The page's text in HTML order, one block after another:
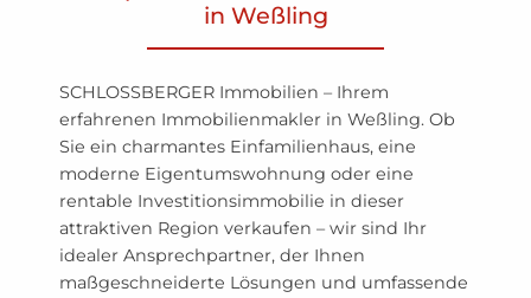
in Weßling
SCHLOSSBERGER Immobilien – Ihrem
erfahrenen Immobilienmakler in Weßling. Ob
Sie ein charmantes Einfamilienhaus, eine
moderne Eigentumswohnung oder eine
rentable Investitionsimmobilie in dieser
attraktiven Region verkaufen – wir sind Ihr
idealer Ansprechpartner, der Ihnen
maßgeschneiderte Lösungen und umfassende